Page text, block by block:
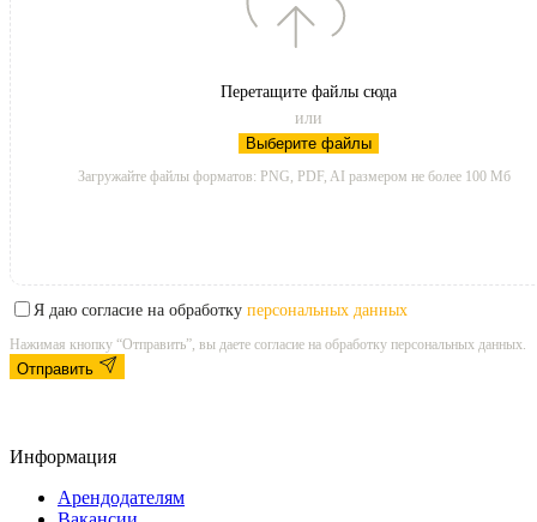
Перетащите файлы сюда
или
Выберите файлы
Загружайте файлы форматов: PNG, PDF, AI размером не более 100 Мб
Я даю согласие на обработку персональных данных
Нажимая кнопку “Отправить”, вы даете согласие на обработку персональных данных.
Отправить
Информация
Арендодателям